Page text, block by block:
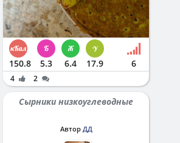
150.8 5.3 6.4 17.9 6
4 2
Сырники низкоуглеводные
Автор ДД